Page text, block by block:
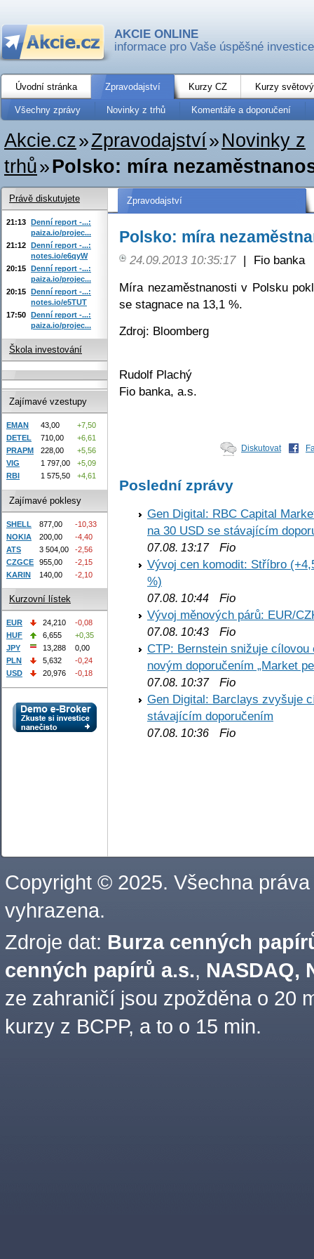
AKCIE ONLINE
informace pro Vaše úspěšné investice
Úvodní stránka Zpravodajství Kurzy CZ Kurzy
Všechny zprávy Novinky z trhů Komentáře a doporučení
Akcie.cz»Zpravodajství» Novinky z
trhů»Polsko: míra
Zpravodajství
Polsko: míra
24.09.2013 10:35:17 |
Fio banka
Míra nezaměstnanosti v Polsku
se stagnace na 13,1 %.
Zdroj: Bloomberg
Rudolf Plachý
Fio banka, a.s.
Diskutovat
Poslední zprávy
Gen Digital: RBC Capital
na 30 USD se stávajícím
07.08. 13:17Fio
Vývoj cen komodit: Stříbro
%)
07.08. 10:44 Fio
Vývoj měnových párů: EUR/
07.08. 10:43 Fio
CTP: Bernstein snižuje
novým doporučením „Market
07.08. 10:37Fio
Gen Digital: Barclays zvyšuje
stávajícím doporučením
07.08. 10:36 Fio
Právě diskutujete
21:13 Denní report -...:
paiza.io/projec...
21:12 Denní report -...:
notes.io/e6qyW
20:15 Denní report -...:
paiza.io/projec...
20:15 Denní report -...:
notes.io/e5TUT
17:50 Denní report -...:
paiza.io/projec...
Škola investování
Zajímavé vzestupy
EMAN 43,00
+7,50
DETEL
710,00
+6,61
PRAPM
228,00
+5,56
VIG
1 797,00
+5,09
RBI
1 575,50 +4,61
Zajímavé poklesy
SHELL 877,00
-10,33
NOKIA
200,00
-4,40
ATS
3 504,00
-2,56
CZGCE
955,00
-2,15
KARIN
140,00 -2,10
Kurzovní lístek
EUR 24,210
-0,08
HUF
6,655
+0,35
JPY
13,288
0,00
PLN
5,632
-0,24
USD
20,976 -0,18
Copyright © 2025. Všechna práva
vyhrazena.
Zdroje dat: Burza cenných
cenných papírů a.s., NASDAQ,
ze zahraničí jsou zpožděna o 20
kurzy z BCPP, a to o 15 min.